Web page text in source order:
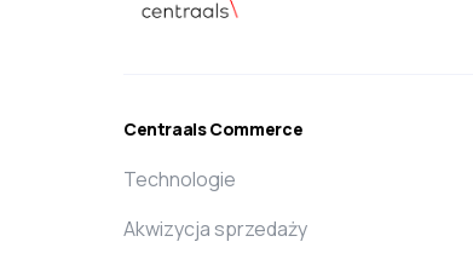
Centraals Commerce
Technologie
Akwizycja sprzedaży